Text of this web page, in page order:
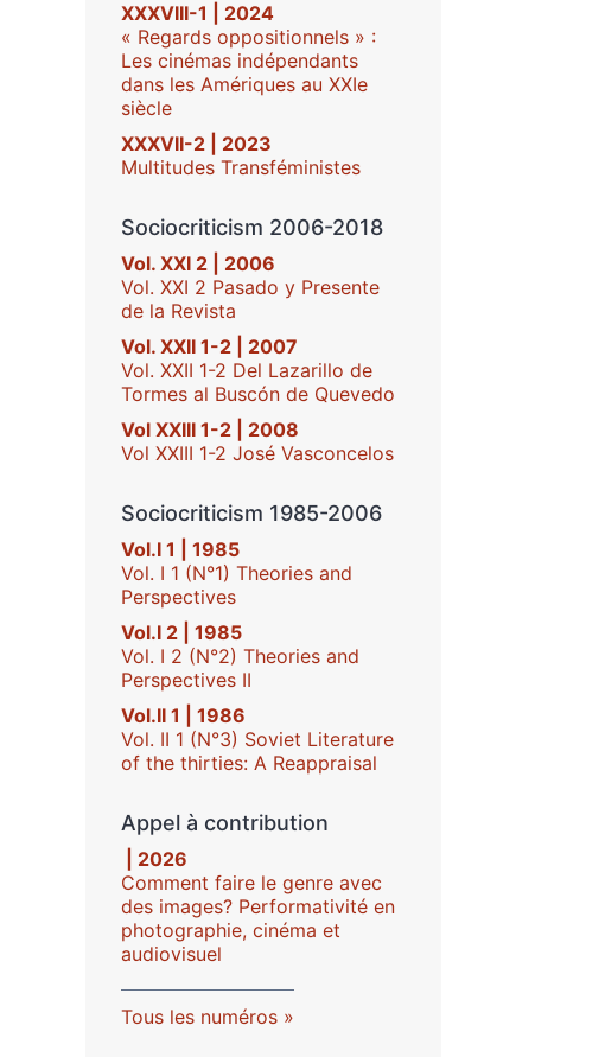
XXXVIII-1 | 2024
« Regards oppositionnels » :
Les cinémas indépendants
dans les Amériques au XXIe
siècle
XXXVII-2 | 2023
Multitudes Transféministes
Sociocriticism 2006-2018
Vol. XXI 2 | 2006
Vol. XXI 2 Pasado y Presente
de la Revista
Vol. XXII 1-2 | 2007
Vol. XXII 1-2 Del Lazarillo de
Tormes al Buscón de Quevedo
Vol XXIII 1-2 | 2008
Vol XXIII 1-2 José Vasconcelos
Sociocriticism 1985-2006
Vol.I 1 | 1985
Vol. I 1 (N°1) Theories and
Perspectives
Vol.I 2 | 1985
Vol. I 2 (N°2) Theories and
Perspectives II
Vol.II 1 | 1986
Vol. II 1 (N°3) Soviet Literature
of the thirties: A Reappraisal
Appel à contribution
| 2026
Comment faire le genre avec
des images? Performativité en
photographie, cinéma et
audiovisuel
Tous les numéros